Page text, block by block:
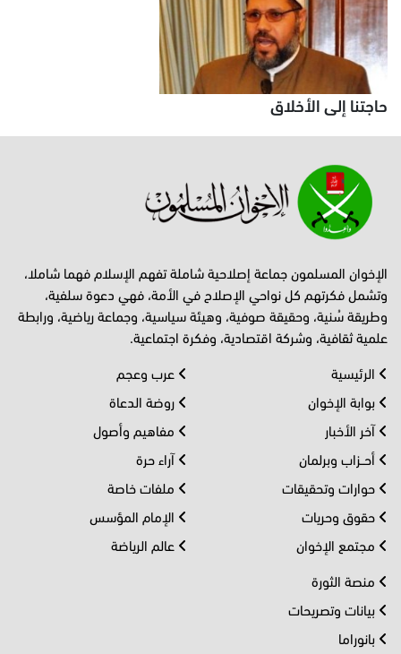
حاجتنا إلى الأخلاق
الإخوان المسلمون جماعة إصلاحية شاملة تفهم الإسلام فهما شاملا،
وتشمل فكرتهم كل نواحي الإصلاح في الأمة، فهي دعوة سلفية،
وطريقة سُنية، وحقيقة صوفية، وهيئة سياسية، وجماعة رياضية، ورابطة
علمية ثقافية، وشركة اقتصادية، وفكرة اجتماعية.
الرئيسية
بوابة الإخوان
آخر الأخبار
أحــزاب وبرلمان
حوارات وتحقيقات
حقوق وحريات
مجتمع الإخوان
عرب وعجم
روضة الدعاة
مفاهيم وأصول
آراء حرة
ملفات خاصة
الإمام المؤسس
عالم الرياضة
منصة الثورة
بيانات وتصريحات
بانوراما